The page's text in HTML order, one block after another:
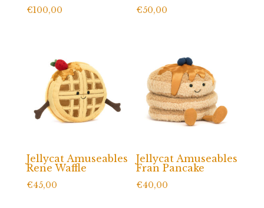
€100,00 €50,00
Jellycat Amuseables
Rene Waffle
€45,00
Jellycat Amuseables
Fran Pancake
€40,00